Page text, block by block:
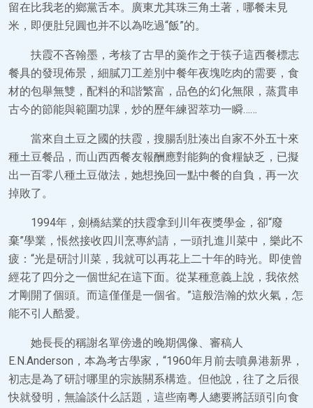
留在比我老的鄉黨舌本。廣東尤其珠三角土著，哪餐未見
米，即便肚兒圓也并不以為吃過“飯”的。
扶霞不吝翰墨，考核了古早的羹作之于筷子這西餐標志
餐具的發現佈景，細膩刀工差別中餐年夜塊吃肉的需要，食
材的包舉無雙，配料的和諧繁富，品色的幻化無限，蒸貫串
古今的節能與範圍功課，炒的歷年練習萃功一瞬……
當來自土豆之國的扶霞，搜腸刮肚湊出自家不外五十來
種土豆餐品，而山西西餐友報酬應對能夠的食糧缺乏，已擬
出一百零八種土豆做法，她想挽回一點中餐的自負，再一次
掉敗了。
1994年，劍橋結業的扶霞拿到川年夜獎學金，卻“廢
棄”學業，悵然接收四川烹專約請，一頭扎進川菜中，樂此不
疲：“光是研討川菜，我就可以再花上二十年的時光。即使曾
經花了四分之一個世紀在這下面。從某種意義上說，我依然
才剛開了個頭。而這僅僅是一個省。”這般浩瀚的炊火氣，怎
能不引人酷愛。
她長長的稱謝名單傍邊的晚期偶像、審稿人
E.N.Anderson，本為考古學家，“1960年月前去噴鼻港新界，
初志是為了研討哪里的宗族關系構造。但他說，往了之后很
快就發明，無論談什么話題，這些南粵人總要將話頭引向食